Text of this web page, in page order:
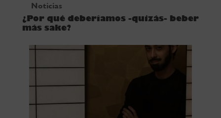
Noticias
¿Por qué deberíamos -quizás- beber
más sake?